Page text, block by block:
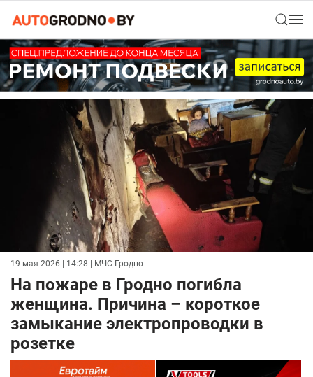
19 мая 2026 | 14:28 | МЧС Гродно
На пожаре в Гродно погибла
женщина. Причина – короткое
замыкание электропроводки в
розетке